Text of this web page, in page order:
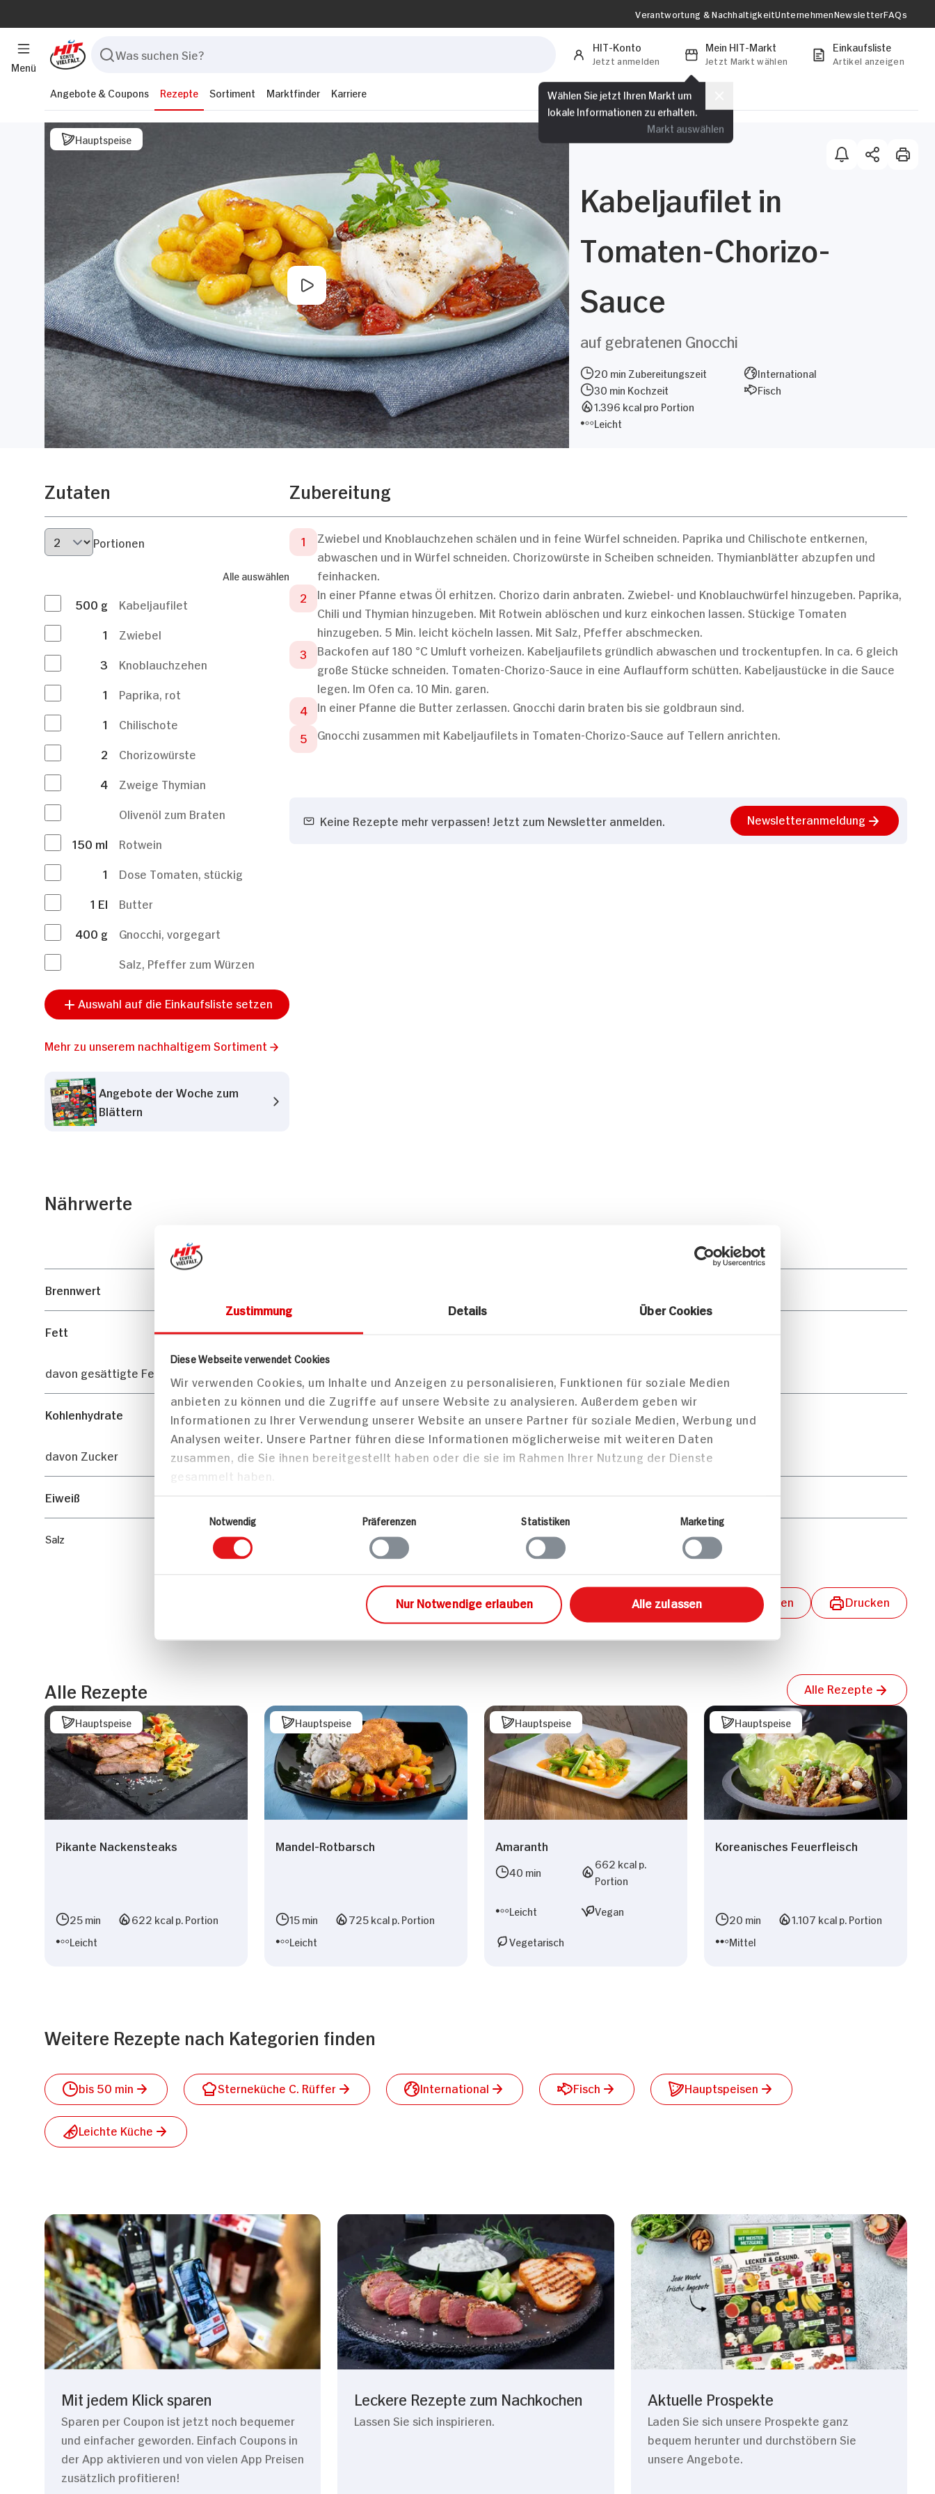
Zustimmung Details Über Cookies
Diese Webseite verwendet Cookies
Wir verwenden Cookies, um Inhalte und Anzeigen zu personalisieren, Funktionen für soziale Medien
anbieten zu können und die Zugriffe auf unsere Website zu analysieren. Außerdem geben wir
Informationen zu Ihrer Verwendung unserer Website an unsere Partner für soziale Medien, Werbung und
Analysen weiter. Unsere Partner führen diese Informationen möglicherweise mit weiteren Daten
zusammen, die Sie ihnen bereitgestellt haben oder die sie im Rahmen Ihrer Nutzung der Dienste
gesammelt haben.
Notwendig
Präferenzen Statistiken Marketing
Nur Notwendige erlauben Alle zulassen
Menü
Verantwortung & NachhaltigkeitUnternehmenNewsletterFAQs
HIT-Konto
Jetzt anmelden
Mein HIT-Markt
Jetzt Markt wählen
Wählen Sie jetzt Ihren Markt um
lokale Informationen zu erhalten.
Markt auswählen
Einkaufsliste
Artikel anzeigen
Angebote & Coupons Rezepte Sortiment Marktfinder Karriere
Hauptspeise
Kabeljaufilet in
Tomaten-Chorizo-
Sauce
auf gebratenen Gnocchi
20 min Zubereitungszeit
30 min Kochzeit
1.396 kcal pro Portion
Leicht
International
Fisch
Zutaten
Portionen
Alle auswählen
500 g
Kabeljaufilet
1
Zwiebel
3
Knoblauchzehen
1
Paprika, rot
1
Chilischote
2
Chorizowürste
4
Zweige Thymian
Olivenöl zum Braten
150 ml
Rotwein
1
Dose Tomaten, stückig
1 El
Butter
400 g
Gnocchi, vorgegart
Salz, Pfeffer zum Würzen
Auswahl auf die Einkaufsliste setzen
Mehr zu unserem nachhaltigem Sortiment
Angebote der Woche zum
Blättern
Zubereitung
Zwiebel und Knoblauchzehen schälen und in feine Würfel schneiden. Paprika und Chilischote entkernen,
abwaschen und in Würfel schneiden. Chorizowürste in Scheiben schneiden. Thymianblätter abzupfen und
feinhacken.
In einer Pfanne etwas Öl erhitzen. Chorizo darin anbraten. Zwiebel- und Knoblauchwürfel hinzugeben. Paprika,
Chili und Thymian hinzugeben. Mit Rotwein ablöschen und kurz einkochen lassen. Stückige Tomaten
hinzugeben. 5 Min. leicht köcheln lassen. Mit Salz, Pfeffer abschmecken.
Backofen auf 180 °C Umluft vorheizen. Kabeljaufilets gründlich abwaschen und trockentupfen. In ca. 6 gleich
große Stücke schneiden. Tomaten-Chorizo-Sauce in eine Auflaufform schütten. Kabeljaustücke in die Sauce
legen. Im Ofen ca. 10 Min. garen.
In einer Pfanne die Butter zerlassen. Gnocchi darin braten bis sie goldbraun sind.
Gnocchi zusammen mit Kabeljaufilets in Tomaten-Chorizo-Sauce auf Tellern anrichten.
Keine Rezepte mehr verpassen! Jetzt zum Newsletter anmelden. Newsletteranmeldung
Nährwerte
pro Portion
Brennwert
Fett
davon gesättigte Fettsäuren
Kohlenhydrate 18g 161g
davon Zucker 2g 22g
Eiweiß
Salz
Mitteilungen aktivieren Teilen Drucken
Alle Rezepte Alle Rezepte
Hauptspeise
Pikante Nackensteaks
25 min
622 kcal p. Portion
Leicht
Hauptspeise
Mandel-Rotbarsch
15 min
725 kcal p. Portion
Leicht
Hauptspeise
Amaranth
40 min
662 kcal p.
Portion
Leicht Vegan
Vegetarisch
Hauptspeise
Koreanisches Feuerfleisch
20 min
1.107 kcal p. Portion
Mittel
Weitere Rezepte nach Kategorien finden
bis 50 min Sterneküche C. Rüffer International Fisch Hauptspeisen
Leichte Küche
Mit jedem Klick sparen
Sparen per Coupon ist jetzt noch bequemer
und einfacher geworden. Einfach Coupons in
der App aktivieren und von vielen App Preisen
zusätzlich profitieren!
Leckere Rezepte zum Nachkochen
Lassen Sie sich inspirieren.
Aktuelle Prospekte
Laden Sie sich unsere Prospekte ganz
bequem herunter und durchstöbern Sie
unsere Angebote.